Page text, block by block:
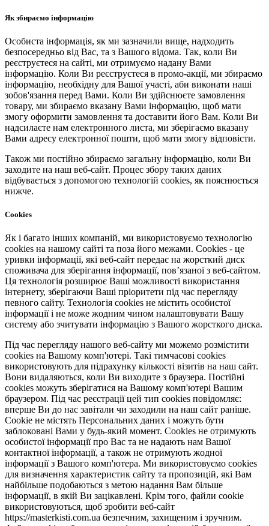
Як збираємо інформацію
Особиста інформація, як ми зазначили вище, надходить
безпосередньо від Вас, та з Вашого відома. Так, коли Ви
реєструєтеся на сайті, ми отримуємо надану Вами
інформацію. Коли Ви реєструєтеся в промо-акції, ми збираємо
інформацію, необхідну для Вашої участі, аби виконати наші
зобов'язання перед Вами. Коли Ви здійснюєте замовлення
товару, ми збираємо вказану Вами інформацію, щоб мати
змогу оформити замовлення та доставити його Вам. Коли Ви
надсилаєте нам електронного листа, ми зберігаємо вказану
Вами адресу електронної пошти, щоб мати змогу відповісти.
Також ми постійно збираємо загальну інформацію, коли Ви
заходите на наш веб-сайт. Процес збору таких даних
відбувається з допомогою технологій cookies, як пояснюється
нижче.
Cookies
Як і багато інших компаній, ми використовуємо технологію
cookies на нашому сайті та поза його межами. Cookies - це
уривки інформації, які веб-сайт передає на жорсткий диск
споживача для зберігання інформації, пов’язаної з веб-сайтом.
Ця технологія розширює Ваші можливості використання
інтернету, зберігаючи Ваші пріоритети під час перегляду
певного сайту. Технологія cookies не містить особистої
інформації і не може жодним чином налаштовувати Вашу
систему або зчитувати інформацію з Вашого жорсткого диска.
Під час перегляду нашого веб-сайту ми можемо розмістити
cookies на Вашому комп'ютері. Такі тимчасові cookies
використовують для підрахунку кількості візитів на наш сайт.
Вони видаляються, коли Ви виходите з браузера. Постійні
cookies можуть зберігатися на Вашому комп'ютері Вашим
браузером. Під час реєстрації цей тип cookies повідомляє:
вперше Ви до нас завітали чи заходили на наш сайт раніше.
Cookie не містять Персональних даних і можуть бути
заблоковані Вами у будь-який момент. Сookies не отримують
особистої інформації про Вас та не надають нам Вашої
контактної інформації, а також не отримують жодної
інформації з Вашого комп'ютера. Ми використовуємо cookies
для визначення характеристик сайту та пропозицій, які Вам
найбільше подобаються з метою надання Вам більше
інформації, в якій Ви зацікавлені. Крім того, файли cookie
використовуються, щоб зробити веб-сайт
https://masterkisti.com.ua безпечним, захищеним і зручним.